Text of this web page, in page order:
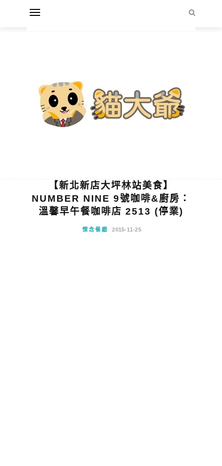
【新北新店大坪林站美食】
NUMBER NINE 9號咖啡&廚房：
溫馨早午餐咖啡店 2513 (停業)
懷念餐廳 2015-11-25